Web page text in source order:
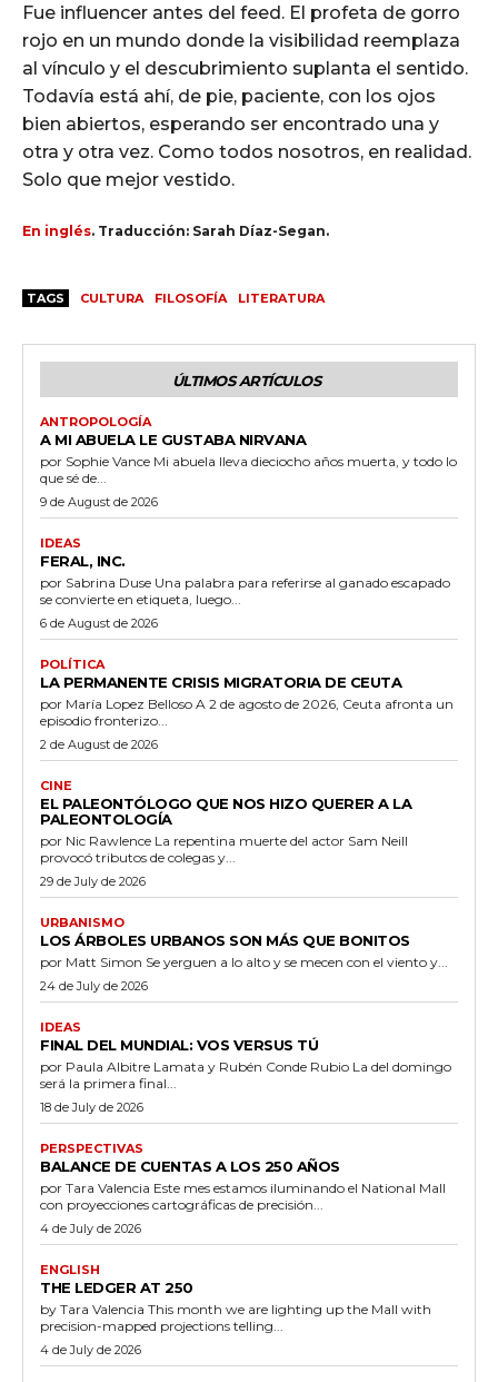
Fue influencer antes del feed. El profeta de gorro
rojo en un mundo donde la visibilidad reemplaza
al vínculo y el descubrimiento suplanta el sentido.
Todavía está ahí, de pie, paciente, con los ojos
bien abiertos, esperando ser encontrado una y
otra y otra vez. Como todos nosotros, en realidad.
Solo que mejor vestido.
En inglés. Traducción: Sarah Díaz-Segan.
TAGS CULTURA FILOSOFÍA LITERATURA
ÚLTIMOS ARTÍCULOS
ANTROPOLOGÍA
A MI ABUELA LE GUSTABA NIRVANA
por Sophie Vance Mi abuela lleva dieciocho años muerta, y todo lo
que sé de...
9 de August de 2026
IDEAS
FERAL, INC.
por Sabrina Duse Una palabra para referirse al ganado escapado
se convierte en etiqueta, luego...
6 de August de 2026
POLÍTICA
LA PERMANENTE CRISIS MIGRATORIA DE CEUTA
por María Lopez Belloso A 2 de agosto de 2026, Ceuta afronta un
episodio fronterizo...
2 de August de 2026
CINE
EL PALEONTÓLOGO QUE NOS HIZO QUERER A LA
PALEONTOLOGÍA
por Nic Rawlence La repentina muerte del actor Sam Neill
provocó tributos de colegas y...
29 de July de 2026
URBANISMO
LOS ÁRBOLES URBANOS SON MÁS QUE BONITOS
por Matt Simon Se yerguen a lo alto y se mecen con el viento y...
24 de July de 2026
IDEAS
FINAL DEL MUNDIAL: VOS VERSUS TÚ
por Paula Albitre Lamata y Rubén Conde Rubio La del domingo
será la primera final...
18 de July de 2026
PERSPECTIVAS
BALANCE DE CUENTAS A LOS 250 AÑOS
por Tara Valencia Este mes estamos iluminando el National Mall
con proyecciones cartográficas de precisión...
4 de July de 2026
ENGLISH
THE LEDGER AT 250
by Tara Valencia This month we are lighting up the Mall with
precision-mapped projections telling...
4 de July de 2026